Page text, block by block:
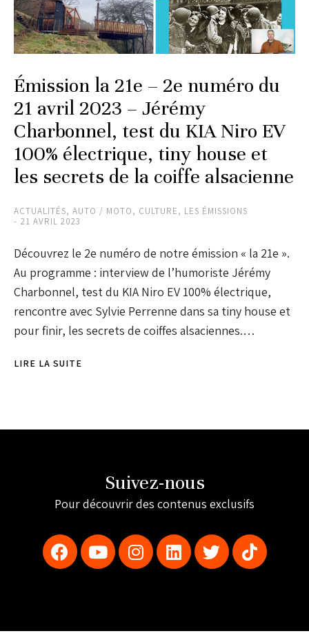
Émission la 21e – 2e numéro du
21 avril 2023 – Jérémy
Charbonnel, test du KIA Niro EV
100% électrique, tiny house et
les secrets de la coiffe alsacienne
ACTUALITÉS, AUTO / MOTO, CULTURE, LES ÉMISSIONS
21 AVRIL 2023
Découvrez le 2e numéro de notre émission « la 21e ».
Au programme : interview de l’humoriste Jérémy
Charbonnel, test du KIA Niro EV 100% électrique,
rencontre avec Sylvie Perrenne dans sa tiny house et
pour finir, les secrets de coiffes alsaciennes.…
LIRE LA SUITE
Suivez-nous
Pour découvrir des contenus exclusifs